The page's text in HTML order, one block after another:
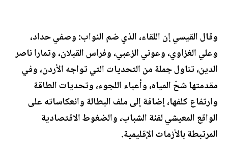
وقال القيسي إن اللقاء، الذي ضم النواب: وصفي حداد،
وعلي الغزاوي، وعوني الزعبي، وفراس القبلان، وتمارا ناصر
الدين، تناول جملة من التحديات التي تواجه الأردن، وفي
مقدمتها شحّ المياه، وأعباء اللجوء، وتحديات الطاقة
وارتفاع كلفها، إضافة إلى ملف البطالة وانعكاساته على
الواقع المعيشي لفئة الشباب، والضغوط الاقتصادية
المرتبطة بالأزمات الإقليمية.